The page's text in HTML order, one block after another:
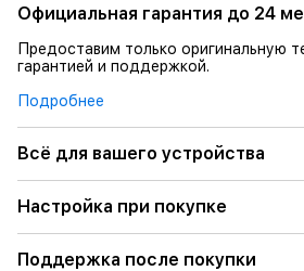
Официальная гарантия до 24
Предоставим только оригинальную
гарантией и поддержкой.
Подробнее
Всё для вашего устройства
Настройка при покупке
Поддержка после покупки